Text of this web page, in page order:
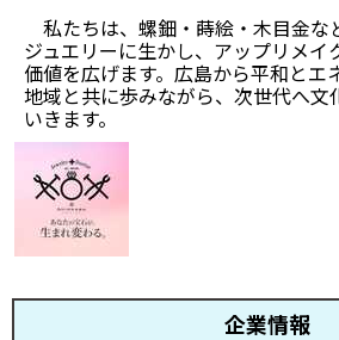
私たちは、螺鈿・蒔絵・木目金な
ジュエリーに生かし、アップリメイ
価値を広げます。広島から平和とエ
地域と共に歩みながら、次世代へ文
いきます。
企業情報